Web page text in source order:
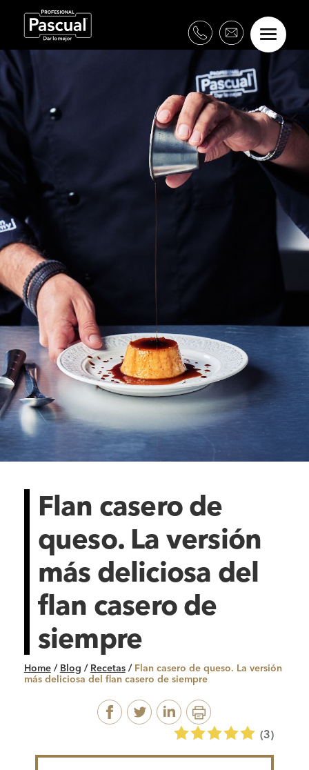
Flan casero de
queso. La versión
más deliciosa del
flan casero de
siempre
Home/ Blog / Recetas/ Flan casero de queso. La versión
más deliciosa del flan casero de siempre
(3)